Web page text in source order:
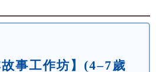
事工作坊】(4–7歲